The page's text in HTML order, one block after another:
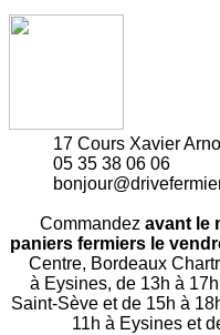
17 Cours Xavier
05 35 38 06 06
Commandez avant le
paniers fermiers le
Centre, Bordeaux
à Eysines, de 13h à
Saint-Sève et de 15h à
11h à Eysines et